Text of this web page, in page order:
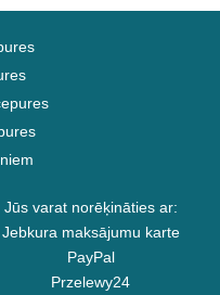
Jūs varat norēķināties ar:
Jebkura maksājumu karte
PayPal
Przelewy24